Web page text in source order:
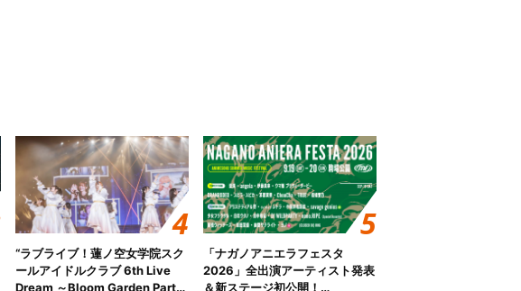
“ラブライブ！蓮ノ空女学院スク
ールアイドルクラブ 6th Live
Dream ～Bloom Garden Party
「ナガノアニエラフェスタ
2026」全出演アーティスト発表
＆新ステージ初公開！